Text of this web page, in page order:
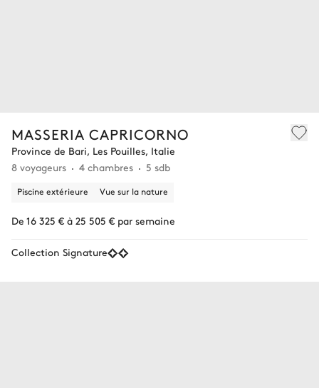
MASSERIA CAPRICORNO
Province de Bari, Les Pouilles, Italie
8 voyageurs
4 chambres 5 sdb
Piscine extérieure Vue sur la nature
De 16 325 € à 25 505 € par semaine
Collection Signature